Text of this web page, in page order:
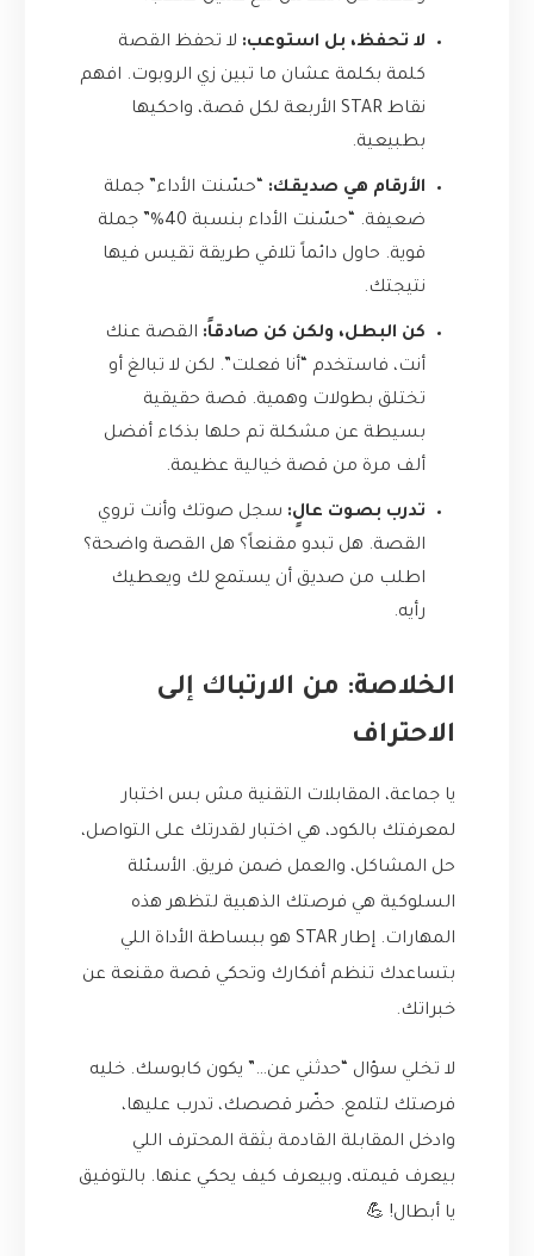
لا تحفظ، بل استوعب: لا تحفظ القصة
كلمة بكلمة عشان ما تبين زي الروبوت. افهم
نقاط STAR الأربعة لكل قصة، واحكيها
بطبيعية.
الأرقام هي صديقك: “حسّنت الأداء” جملة
ضعيفة. “حسّنت الأداء بنسبة 40%” جملة
قوية. حاول دائماً تلاقي طريقة تقيس فيها
نتيجتك.
كن البطل، ولكن كن صادقاً: القصة عنك
أنت، فاستخدم “أنا فعلت”. لكن لا تبالغ أو
تختلق بطولات وهمية. قصة حقيقية
بسيطة عن مشكلة تم حلها بذكاء أفضل
ألف مرة من قصة خيالية عظيمة.
تدرب بصوت عالٍ: سجل صوتك وأنت تروي
القصة. هل تبدو مقنعاً؟ هل القصة واضحة؟
اطلب من صديق أن يستمع لك ويعطيك
رأيه.
الخلاصة: من الارتباك إلى
الاحتراف
يا جماعة، المقابلات التقنية مش بس اختبار
لمعرفتك بالكود، هي اختبار لقدرتك على التواصل،
حل المشاكل، والعمل ضمن فريق. الأسئلة
السلوكية هي فرصتك الذهبية لتظهر هذه
المهارات. إطار STAR هو ببساطة الأداة اللي
بتساعدك تنظم أفكارك وتحكي قصة مقنعة عن
خبراتك.
لا تخلي سؤال “حدثني عن…” يكون كابوسك. خليه
فرصتك لتلمع. حضّر قصصك، تدرب عليها،
وادخل المقابلة القادمة بثقة المحترف اللي
بيعرف قيمته، وبيعرف كيف يحكي عنها. بالتوفيق
يا أبطال! 💪